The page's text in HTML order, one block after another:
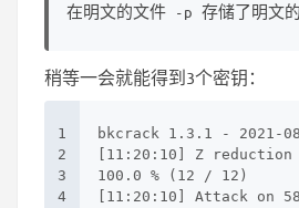
在明文的文件 -p 存储了明文
稍等一会就能得到3个密钥：
1
2
3
4
bkcrack 1.3.1 - 2021-
[11:20:10] Z
100.0 % (12 / 12)
[11:20:10] Attack on